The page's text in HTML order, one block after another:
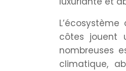
côtes jouent
nombreuses
climatique,